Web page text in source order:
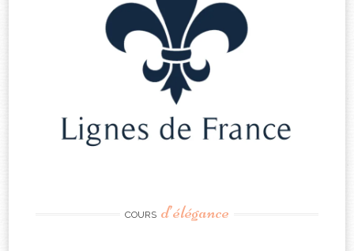
COURS d’élégance